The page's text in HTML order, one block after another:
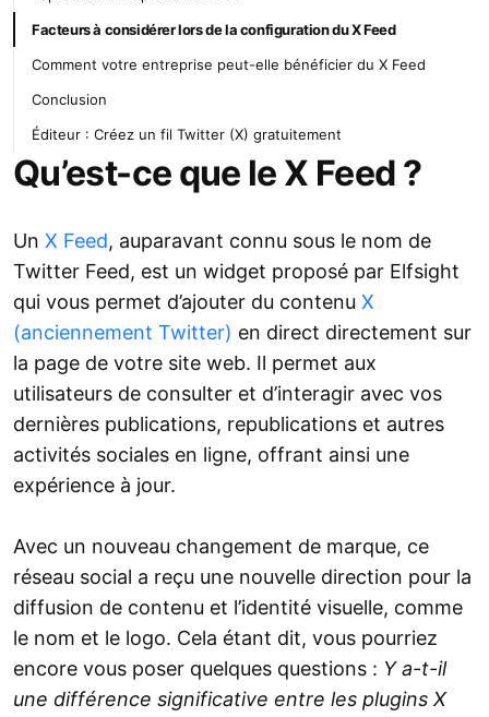
Qu’est-ce que le X Feed ?
Un X Feed, auparavant connu sous le nom de
Twitter Feed, est un widget proposé par Elfsight
qui vous permet d’ajouter du contenu X
(anciennement Twitter) en direct directement sur
la page de votre site web. Il permet aux
utilisateurs de consulter et d’interagir avec vos
dernières publications, republications et autres
activités sociales en ligne, offrant ainsi une
expérience à jour.
Avec un nouveau changement de marque, ce
réseau social a reçu une nouvelle direction pour la
diffusion de contenu et l’identité visuelle, comme
le nom et le logo. Cela étant dit, vous pourriez
encore vous poser quelques questions : Y a-t-il
une différence significative entre les plugins X
Facteurs à considérer lors de la configuration du X Feed
Comment votre entreprise peut-elle bénéficier du X Feed
Conclusion
Éditeur : Créez un fil Twitter (X) gratuitement